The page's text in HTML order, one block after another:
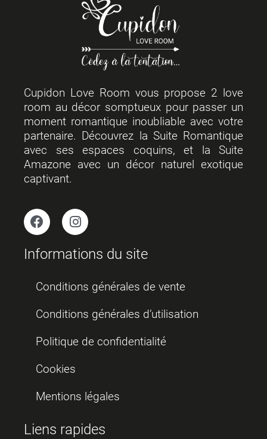
Cupidon Love Room vous propose 2 love
room au décor somptueux pour passer un
moment romantique inoubliable avec votre
partenaire. Découvrez la Suite Romantique
avec ses espaces coquins, et la Suite
Amazone avec un décor naturel exotique
captivant.
Informations du site
Conditions générales de vente
Conditions générales d’utilisation
Politique de confidentialité
Cookies
Mentions légales
Liens rapides